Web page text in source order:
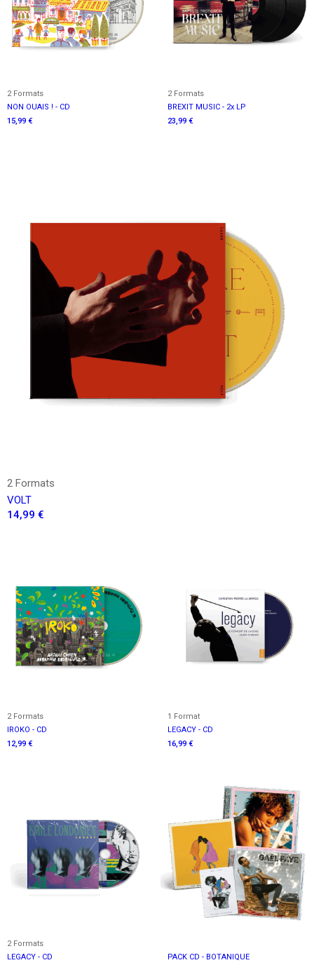
2 Formats
NON OUAIS ! - CD
15,99 €
2 Formats
BREXIT MUSIC - 2x LP
23,99 €
2 Formats
VOLT
14,99 €
2 Formats
IROKO - CD
12,99 €
1 Format
LEGACY - CD
16,99 €
2 Formats
LEGACY - CD
PACK CD - BOTANIQUE